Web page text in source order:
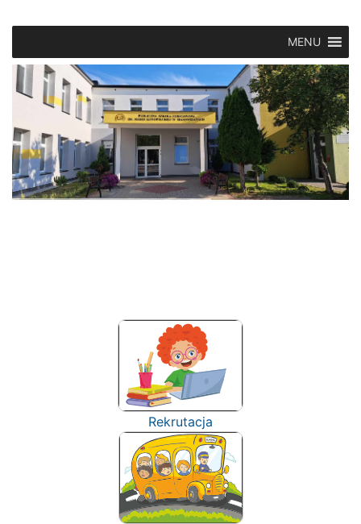
MENU
Rekrutacja